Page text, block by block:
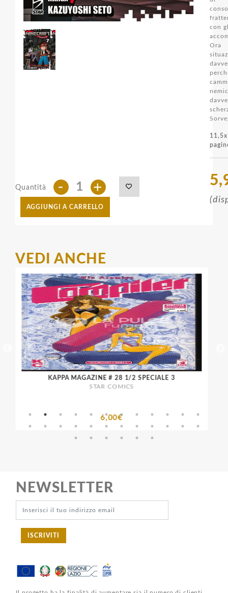
con
Quantità - +
AGGIUNGI A CARRELLO
VEDI ANCHE
KAPPA MAGAZINE # 28 1/2 SPECIALE 3
STAR COMICS
6,00€
NEWSLETTER
ISCRIVITI